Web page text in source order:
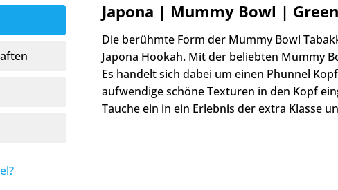
Japona | Mummy Bowl | Green
Die berühmte Form der Mummy Bowl
Japona Hookah. Mit der beliebten Mummy
Es handelt sich dabei um einen Phunnel
aufwendige schöne Texturen in den Kopf
Tauche ein in ein Erlebnis der extra Klasse